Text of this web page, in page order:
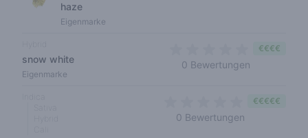
haze
Eigenmarke
snow white
Eigenmarke
0 Bewertungen
€€€€
0 Bewertungen
€€€€€